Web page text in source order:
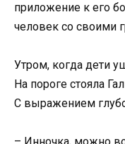
приложение к его
человек со своими
Утром, когда дети
На пороге стояла
С выражением